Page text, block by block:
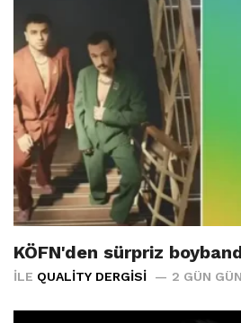
KÖFN'den sürpriz
İLE QUALITY DERGISI 2 GÜN GÜN